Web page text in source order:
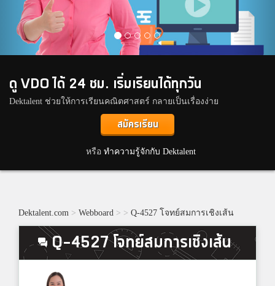
ดู VDO ได้ 24 ชม. เริ่มเรียนได้ทุกวัน
Dektalent ช่วยให้การเรียนคณิตศาสตร์ กลายเป็นเรื่องง่าย
สมัครเรียน
หรือ ทำความรู้จักกับ Dektalent
Dektalent.com > Webboard > > Q-4527 โจทย์สมการเชิงเส้น
Q-4527 โจทย์สมการเชิงเส้น